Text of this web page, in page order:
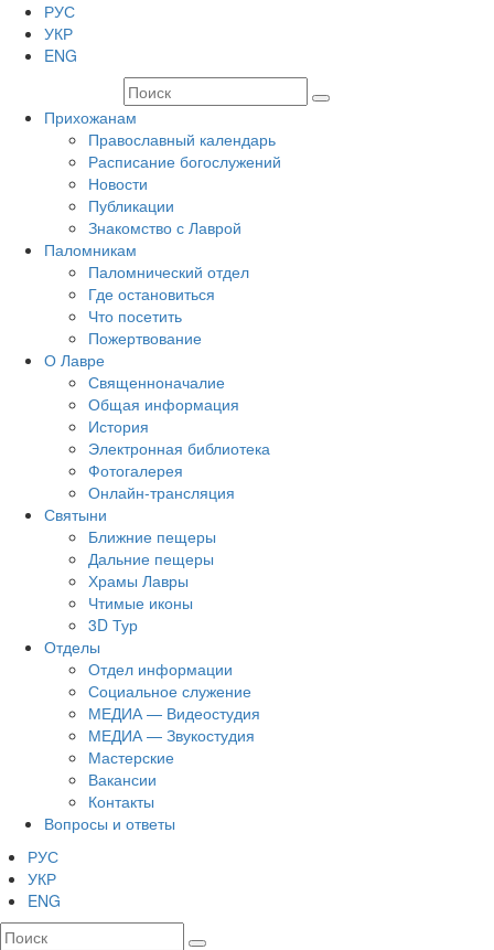
РУС
УКР
ENG
Прихожанам
Православный календарь
Расписание богослужений
Новости
Публикации
Знакомство с Лаврой
Паломникам
Паломнический отдел
Где остановиться
Что посетить
Пожертвование
О Лавре
Священноначалие
Общая информация
История
Электронная библиотека
Фотогалерея
Онлайн-трансляция
Святыни
Ближние пещеры
Дальние пещеры
Храмы Лавры
Чтимые иконы
3D Тур
Отделы
Отдел информации
Социальное служение
МЕДИА — Видеостудия
МЕДИА — Звукостудия
Мастерские
Вакансии
Контакты
Вопросы и ответы
РУС
УКР
ENG